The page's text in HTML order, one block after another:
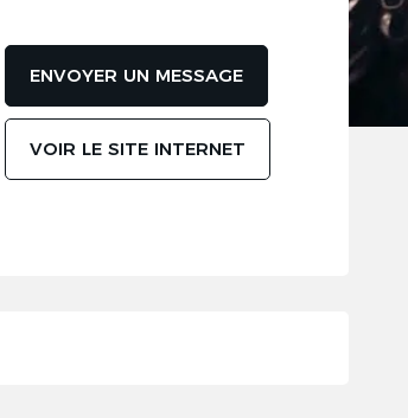
ENVOYER UN MESSAGE
VOIR LE SITE INTERNET